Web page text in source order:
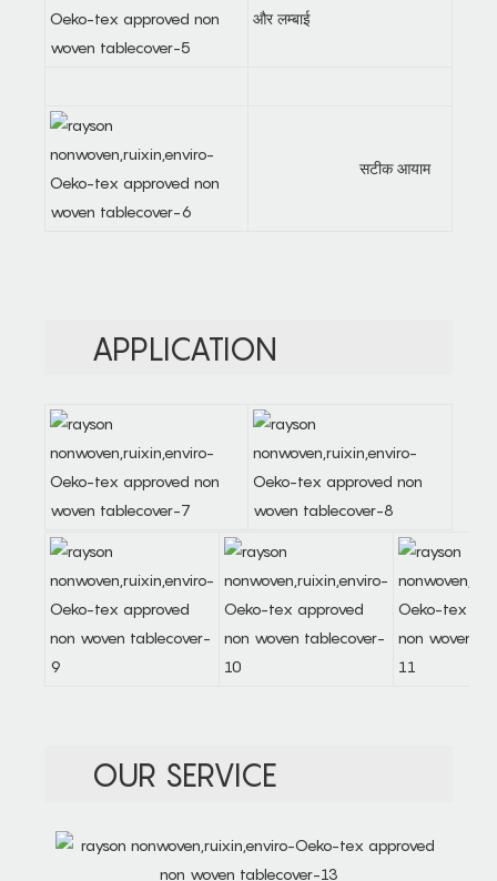
और लम्बाई
सटीक आयाम
APPLICATION
OUR SERVICE